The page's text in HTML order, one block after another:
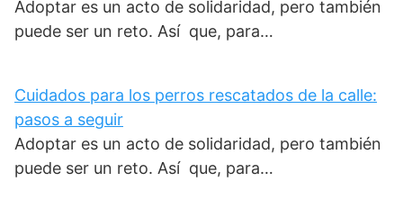
Adoptar es un acto de solidaridad, pero también
puede ser un reto. Así que, para…
Cuidados para los perros rescatados de la calle:
pasos a seguir
Adoptar es un acto de solidaridad, pero también
puede ser un reto. Así que, para…